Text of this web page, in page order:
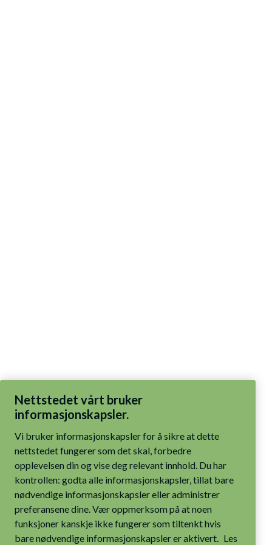
Nettstedet vårt bruker
informasjonskapsler.
nettstedet fungerer som det skal, forbedre
opplevelsen din og vise deg relevant innhold. Du har
kontrollen: godta alle informasjonskapsler, tillat bare
nødvendige informasjonskapsler eller administrer
preferansene dine. Vær oppmerksom på at noen
funksjoner kanskje ikke fungerer som tiltenkt hvis
bare nødvendige informasjonskapsler er aktivert.